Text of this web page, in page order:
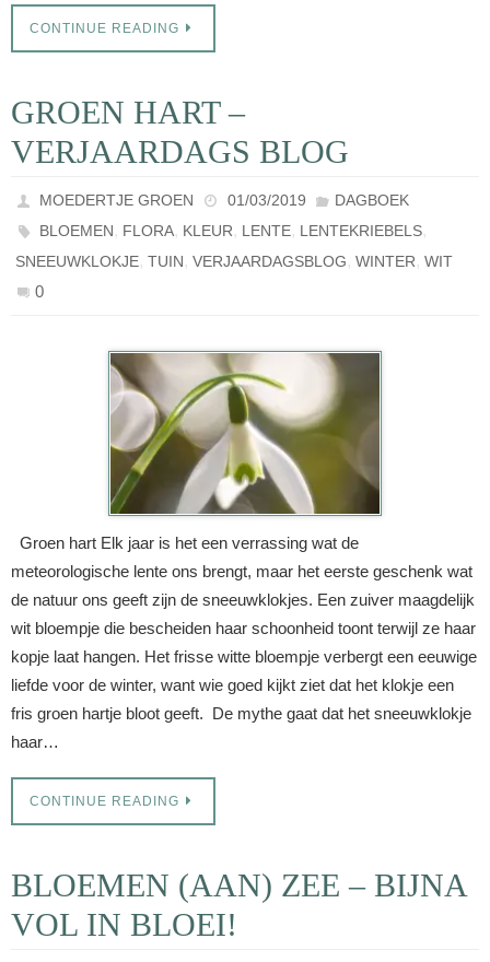
CONTINUE READING
GROEN HART –
VERJAARDAGS BLOG
MOEDERTJE GROEN 01/03/2019
DAGBOEK
BLOEMEN, FLORA, KLEUR, LENTE, LENTEKRIEBELS,
SNEEUWKLOKJE, TUIN, VERJAARDAGSBLOG, WINTER, WIT
0
Groen hart Elk jaar is het een verrassing wat de
meteorologische lente ons brengt, maar het eerste geschenk wat
de natuur ons geeft zijn de sneeuwklokjes. Een zuiver maagdelijk
wit bloempje die bescheiden haar schoonheid toont terwijl ze haar
kopje laat hangen. Het frisse witte bloempje verbergt een eeuwige
liefde voor de winter, want wie goed kijkt ziet dat het klokje een
fris groen hartje bloot geeft. De mythe gaat dat het sneeuwklokje
haar…
CONTINUE READING
BLOEMEN (AAN) ZEE – BIJNA
VOL IN BLOEI!